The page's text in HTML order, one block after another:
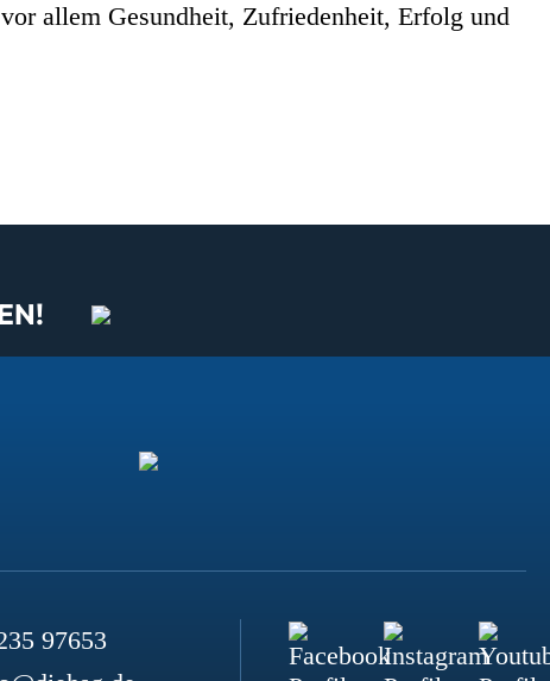
allem Gesundheit, Zufriedenheit, Erfolg und
97653